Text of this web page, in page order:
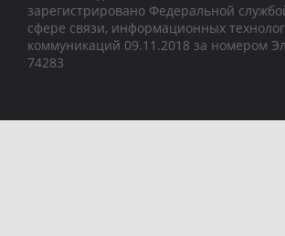
зарегистрировано Федеральной
сфере связи, информационных
коммуникаций 09.11.2018 за номером
74283